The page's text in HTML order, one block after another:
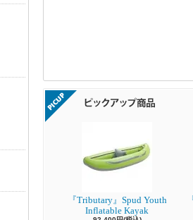
『Tributary』Spud Youth
Inflatable Kayak